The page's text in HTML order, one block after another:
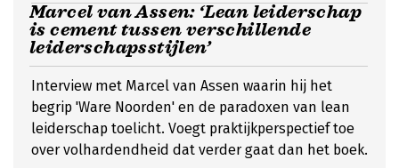
Marcel van Assen: ‘Lean leiderschap
is cement tussen verschillende
leiderschapsstijlen’
Interview met Marcel van Assen waarin hij het
begrip 'Ware Noorden' en de paradoxen van lean
leiderschap toelicht. Voegt praktijkperspectief toe
over volhardendheid dat verder gaat dan het boek.